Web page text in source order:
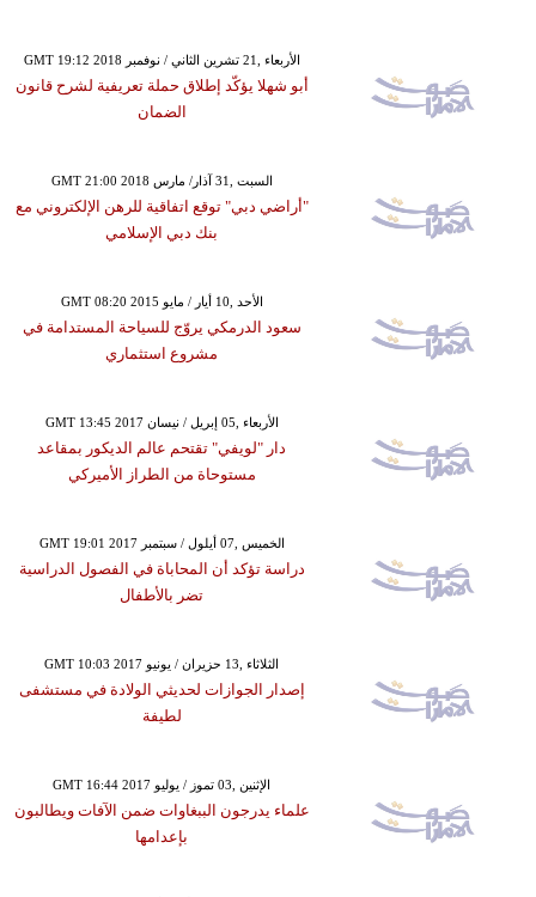
GMT 19:12 2018 الأربعاء ,21 تشرين الثاني / نوفمبر
أبو شهلا يؤكّد إطلاق حملة تعريفية لشرح قانون
الضمان
GMT 21:00 2018 السبت ,31 آذار/ مارس
"أراضي دبي" توقع اتفاقية للرهن الإلكتروني مع
بنك دبي الإسلامي
GMT 08:20 2015 الأحد ,10 أيار / مايو
سعود الدرمكي يروّج للسياحة المستدامة في
مشروع استثماري
GMT 13:45 2017 الأربعاء ,05 إبريل / نيسان
دار "لويفي" تقتحم عالم الديكور بمقاعد
مستوحاة من الطراز الأميركي
GMT 19:01 2017 الخميس ,07 أيلول / سبتمبر
دراسة تؤكد أن المحاباة في الفصول الدراسية
تضر بالأطفال
GMT 10:03 2017 الثلاثاء ,13 حزيران / يونيو
إصدار الجوازات لحديثي الولادة في مستشفى
لطيفة
GMT 16:44 2017 الإثنين ,03 تموز / يوليو
علماء يدرجون الببغاوات ضمن الآفات ويطالبون
بإعدامها